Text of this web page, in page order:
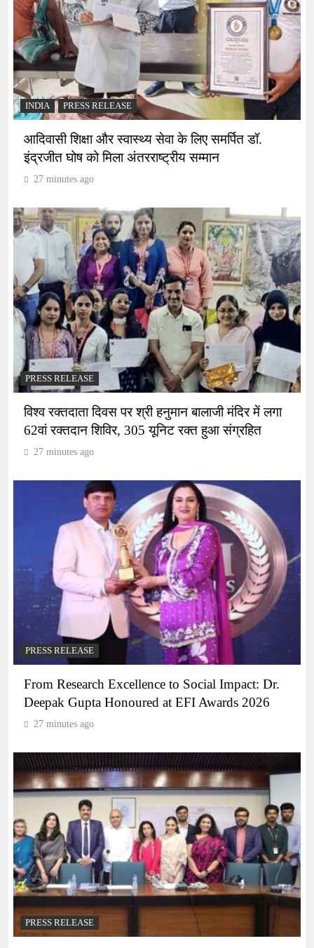
INDIA PRESS RELEASE
आदिवासी शिक्षा और स्वास्थ्य सेवा के लिए समर्पित डॉ.
इंद्रजीत घोष को मिला अंतरराष्ट्रीय सम्मान
27 minutes ago
PRESS RELEASE
विश्व रक्तदाता दिवस पर श्री हनुमान बालाजी मंदिर में लगा
62वां रक्तदान शिविर, 305 यूनिट रक्त हुआ संग्रहित
27 minutes ago
PRESS RELEASE
From Research Excellence to Social Impact: Dr.
Deepak Gupta Honoured at EFI Awards 2026
27 minutes ago
PRESS RELEASE